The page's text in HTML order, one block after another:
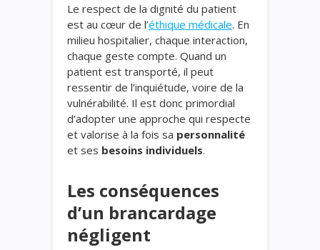
Le respect de la dignité du patient
est au cœur de l’éthique médicale. En
milieu hospitalier, chaque interaction,
chaque geste compte. Quand un
patient est transporté, il peut
ressentir de l’inquiétude, voire de la
vulnérabilité. Il est donc primordial
d’adopter une approche qui respecte
et valorise à la fois sa personnalité
et ses besoins individuels.
Les conséquences
d’un brancardage
négligent